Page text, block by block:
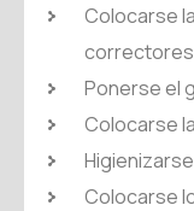
Colocarse
Ponerse el
Colocarse
Colocarse